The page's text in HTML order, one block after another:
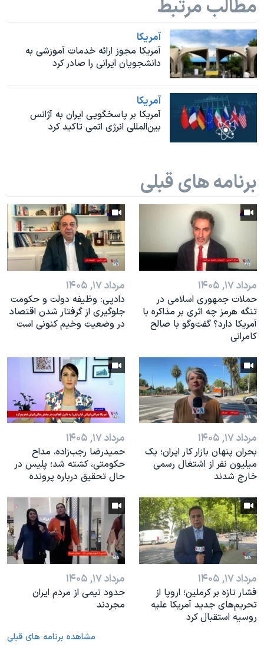
نرگس محمدی برنده جایزه نوبل صلح
همایش محافظه‌کاران آمریکا «سی‌پک»
صفحه‌های ویژه
مطالب مرتبط
آمريکا
آمریکا مجوز ارائه خدمات آموزشی به
دانشجویان ایرانی را صادر کرد
آمريکا
آمریکا بر پاسخگویی ایران به آژانس
بین‌المللی انرژی اتمی تاکید کرد
برنامه های قبلی
مرداد ۱۷, ۱۴۰۵
حملات جمهوری اسلامی در
تنگه هرمز چه اثری بر مذاکره با
آمریکا دارد؟ گفت‌وگو با صالح
کامرانی
مرداد ۱۷, ۱۴۰۵
دادپی: وظیفه دولت و حکومت
جلوگیری از گرفتار شدن اقتصاد
در وضعیت وخیم کنونی است
مرداد ۱۷, ۱۴۰۵
بحران پنهان بازار کار ایران؛ یک
میلیون نفر از اشتغال رسمی
خارج شدند
مرداد ۱۷, ۱۴۰۵
حمیدرضا رجب‌زاده، مداح
حکومتی، کشته شد؛ پلیس در
حال تحقیق درباره پرونده
مرداد ۱۷, ۱۴۰۵
فشار تازه بر کرملین؛ اروپا از
تحریم‌های جدید آمریکا علیه
روسیه استقبال کرد
مرداد ۱۷, ۱۴۰۵
حدود نیمی از مردم ایران
مجردند
مشاهده برنامه های قبلی